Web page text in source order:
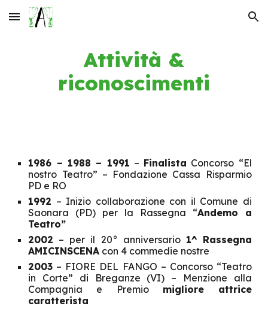
Skip to main content Skip to navigation
Attività &
riconoscimenti
1986 – 1988 – 1991 – Finalista Concorso “El
nostro Teatro” – Fondazione Cassa Risparmio
PD e RO
1992 – Inizio collaborazione con il Comune di
Saonara (PD) per la Rassegna “Andemo a
Teatro”
2002 – per il 20° anniversario 1^ Rassegna
AMICINSCENA con 4 commedie nostre
2003 – FIORE DEL FANGO – Concorso “Teatro
in Corte” di Breganze (VI) – Menzione alla
Compagnia e Premio migliore attrice
caratterista